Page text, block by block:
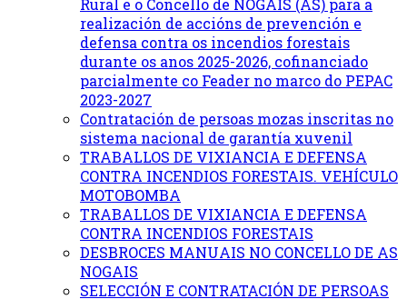
Rural e o Concello de NOGAIS (AS) para a
realización de accións de prevención e
defensa contra os incendios forestais
durante os anos 2025-2026, cofinanciado
parcialmente co Feader no marco do PEPAC
2023-2027
Contratación de persoas mozas inscritas no
sistema nacional de garantía xuvenil
TRABALLOS DE VIXIANCIA E DEFENSA
CONTRA INCENDIOS FORESTAIS. VEHÍCULO
MOTOBOMBA
TRABALLOS DE VIXIANCIA E DEFENSA
CONTRA INCENDIOS FORESTAIS
DESBROCES MANUAIS NO CONCELLO DE AS
NOGAIS
SELECCIÓN E CONTRATACIÓN DE PERSOAS